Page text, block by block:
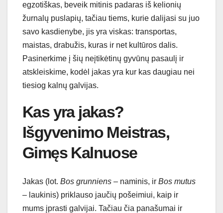
egzotiškas, beveik mitinis padaras iš kelionių
žurnalų puslapių, tačiau tiems, kurie dalijasi su juo
savo kasdienybe, jis yra viskas: transportas,
maistas, drabužis, kuras ir net kultūros dalis.
Pasinerkime į šių neįtikėtinų gyvūnų pasaulį ir
atskleiskime, kodėl jakas yra kur kas daugiau nei
tiesiog kalnų galvijas.
Kas yra jakas?
Išgyvenimo Meistras,
Gimęs Kalnuose
Jakas (lot. Bos grunniens – naminis, ir Bos mutus
– laukinis) priklauso jaučių pošeimiui, kaip ir
mums įprasti galvijai. Tačiau čia panašumai ir